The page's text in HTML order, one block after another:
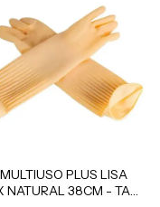
PLUS LISA
NATURAL 38CM - TAM